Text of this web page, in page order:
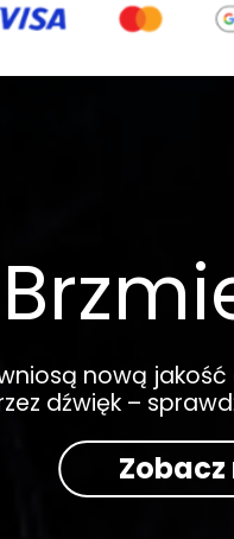
nową
dźwięk –